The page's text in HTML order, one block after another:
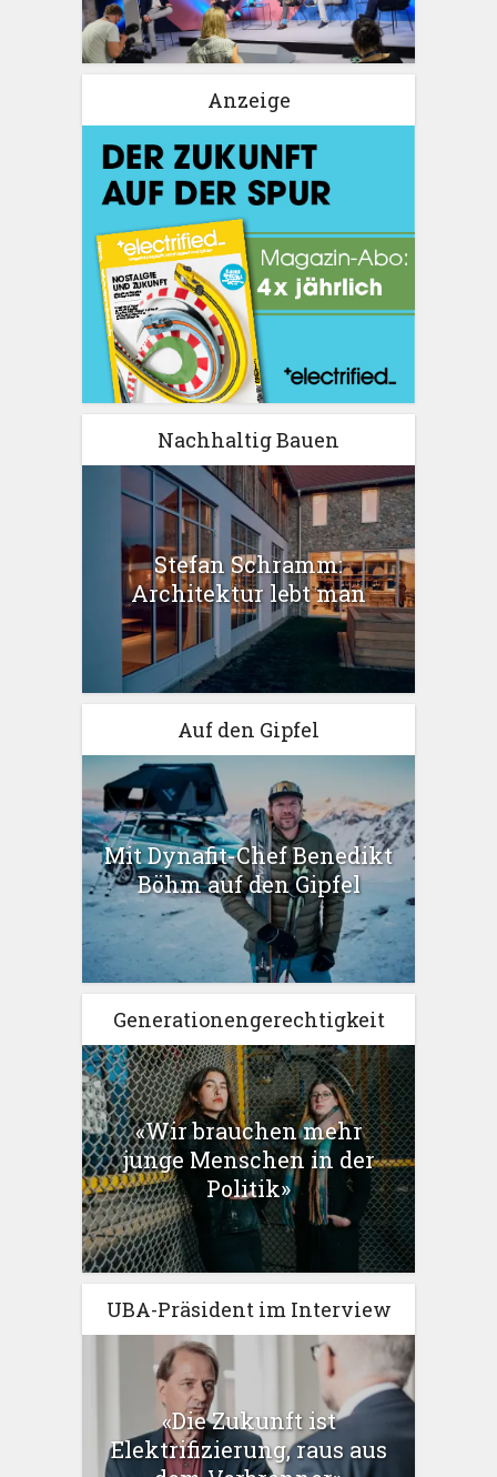
Anzeige
Nachhaltig Bauen
Stefan Schramm:
Architektur lebt man
Auf den Gipfel
Mit Dynafit-Chef Benedikt
Böhm auf den Gipfel
Generationengerechtigkeit
«Wir brauchen mehr
junge Menschen in der
Politik»
UBA-Präsident im Interview
«Die Zukunft ist
Elektrifizierung, raus aus